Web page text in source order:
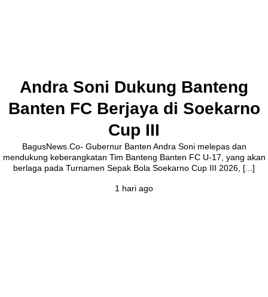
Andra Soni Dukung Banteng
Banten FC Berjaya di Soekarno
Cup III
BagusNews.Co- Gubernur Banten Andra Soni melepas dan
mendukung keberangkatan Tim Banteng Banten FC U-17, yang akan
berlaga pada Turnamen Sepak Bola Soekarno Cup III 2026, [...]
1 hari ago